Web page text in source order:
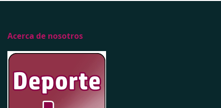
Acerca de nosotros